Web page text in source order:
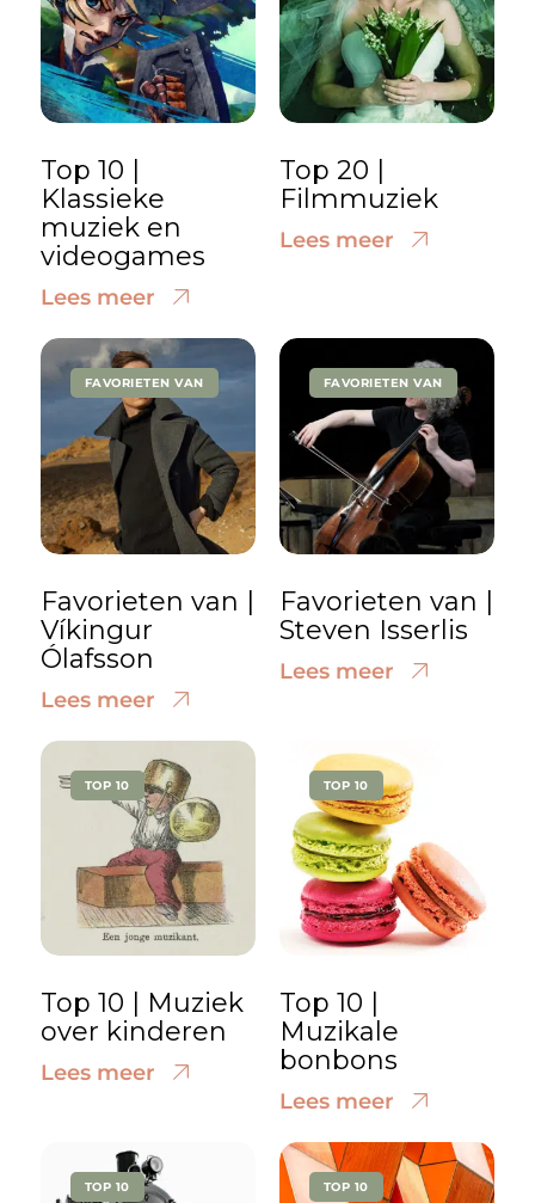
Top 10 |
Klassieke
muziek en
videogames
Lees meer
Top 20 |
Filmmuziek
Lees meer
FAVORIETEN VAN
Favorieten van |
Víkingur
Ólafsson
Lees meer
FAVORIETEN VAN
Favorieten van |
Steven Isserlis
Lees meer
TOP 10
Top 10 | Muziek
over kinderen
Lees meer
TOP 10
Top 10 |
Muzikale
bonbons
Lees meer
TOP 10 TOP 10